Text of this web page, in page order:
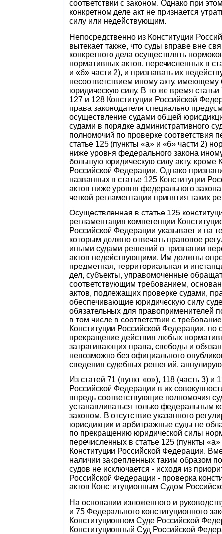
соответствии с законом. Однако при
конкретном деле акт не признается
силу или недействующим.
Непосредственно из Конституции
вытекает также, что суды вправе вне
конкретного дела осуществлять
нормативных актов, перечисленных в
и «б» части 2), и признавать их
несоответствием иному акту,
юридическую силу. В то же время
127 и 128 Конституции Российской
права законодателя специально
осуществление судами общей
судами в порядке административного
полномочий по проверке соответствия
статье 125 (пункты «а» и «б» части 2)
ниже уровня федерального закона
большую юридическую силу акту, кроме
Российской Федерации. Однако
названных в статье 125 Конституции
актов ниже уровня федерального
четкой регламентации принятия таких
Осуществленная в статье 125
регламентация компетенции
Российской Федерации указывает и на
которым должно отвечать правовое
иными судами решений о признании
актов недействующими. Им должны
предметная, территориальная и
дел, субъекты, управомоченные
соответствующим требованием,
актов, подлежащих проверке судами,
обеспечивающие юридическую силу
обязательных для правоприменителей
в том числе в соответствии с
Конституции Российской Федерации, по
прекращение действия любых
затрагивающих права, свободы и
невозможно без официального
сведения судебных решений,
Из статей 71 (пункт «о»), 118 (часть 3) и
Российской Федерации в их
впредь соответствующие полномочия
устанавливаться только федеральным
законом. В отсутствие указанного
юрисдикции и арбитражные суды не
по прекращению юридической силы
перечисленных в статье 125 (пункты «а»
Конституции Российской Федерации.
наличии закрепленных таким образом
судов не исключается - исходя из
Российской Федерации - проверка
актов Конституционным Судом
На основании изложенного и
и 75 Федерального конституционного
Конституционном Суде Российской
Конституционный Суд Российской